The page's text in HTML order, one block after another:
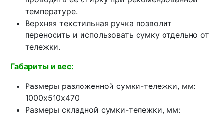
температуре.
Верхняя текстильная ручка позволит
переносить и использовать сумку отдельно от
тележки.
Габариты и вес:
Размеры разложенной сумки-тележки, мм:
1000х510х470
Размеры складной сумки-тележки, мм: